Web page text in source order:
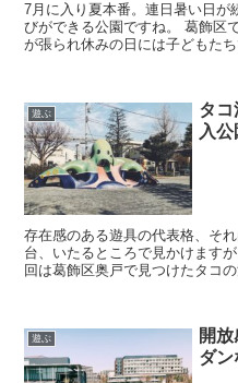
7月に入り夏本番。連日暑い日が
びができる公園ですね。 葛飾区
が張られ休みの日には子どもた
遊ぶ
タコ
入公
存在感のある遊具の代表格、そ
台、いたるところで見かけます
回は葛飾区奥戸で見つけたタコ
遊ぶ
開
ダン